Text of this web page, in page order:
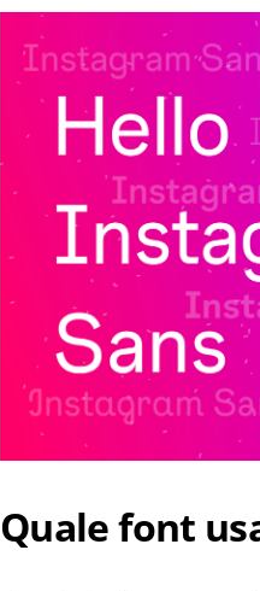
Quale font